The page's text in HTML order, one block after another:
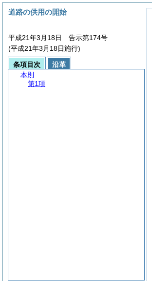
道路の供用の開始
平成21年3月18日 告示第174号
(平成21年3月18日施行)
条項目次
沿革
本則
第1項